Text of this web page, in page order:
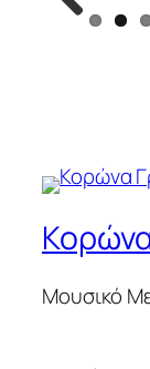
Μουσικό
Ιστολόγιο
Συχνές